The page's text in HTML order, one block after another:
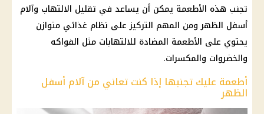
تجنب هذه الأطعمة يمكن أن يساعد في تقليل الالتهاب وآلام
أسفل الظهر ومن المهم التركيز على نظام غذائي متوازن
يحتوي على الأطعمة المضادة للالتهابات مثل الفواكه
والخضروات والمكسرات.
أطعمة عليك تجنبها إذا كنت تعاني من آلام أسفل
الظهر